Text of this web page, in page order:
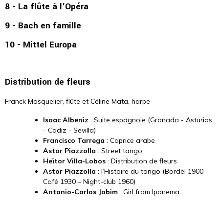
8 - La flûte à l'Opéra
9 - Bach en famille
10 - Mittel Europa
Distribution de fleurs
Franck Masquelier, flûte et Céline Mata, harpe
Isaac Albeniz : Suite espagnole (Granada - Asturias
- Cadiz - Sevilla)
Francisco Tarrega : Caprice arabe
Astor Piazzolla : Street tango
Heïtor Villa-Lobos: Distribution de fleurs
Astor Piazzolla : l’Histoire du tango (Bordel 1900 –
Café 1930 – Night-club 1960)
Antonio-Carlos Jobim: Girl from Ipanema